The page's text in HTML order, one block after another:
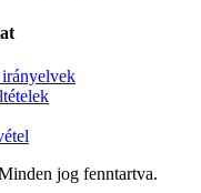
jog fenntartva.